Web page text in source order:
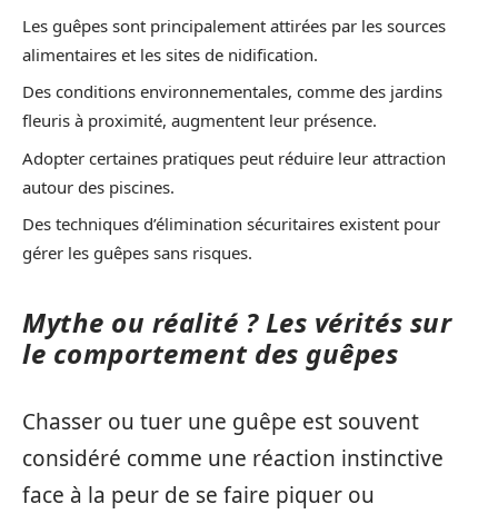
Les guêpes sont principalement attirées par les sources
alimentaires et les sites de nidification.
Des conditions environnementales, comme des jardins
fleuris à proximité, augmentent leur présence.
Adopter certaines pratiques peut réduire leur attraction
autour des piscines.
Des techniques d’élimination sécuritaires existent pour
gérer les guêpes sans risques.
Mythe ou réalité ? Les vérités sur
le comportement des guêpes
Chasser ou tuer une guêpe est souvent
considéré comme une réaction instinctive
face à la peur de se faire piquer ou